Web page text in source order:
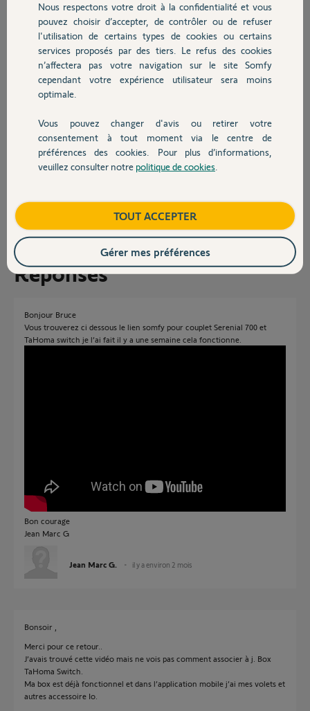
Chauffage
Autres produits
Devis avec un pro
Contact
Merci à vous pour votre aide et support.
Et autre question , pensez vous que je peux fixer une boîtier ouverture
fermeture comme j’ai pour mes volants roulant .
Cest le modèle avec My..
En modèle Io. Qui permet de monter et ou descendre les volets .
Merci à vous .
Cordialement
Merci,
Participer au fil de discussion
Réponses
Bonjour Bruce
Vous trouverez ci dessous le lien somfy pour couplet Serenial 700 et
TaHoma switch je l’ai fait il y a une semaine cela fonctionne.
Bon courage
Jean Marc G
Jean Marc G. il y a environ 2 mois
Bonsoir ,
Merci pour ce retour..
J’avais trouvé cette vidéo mais ne vois pas comment associer à j. Box
TaHoma Switch.
Ma box est déjà fonctionnel et dans l’application mobile j’ai mes volets et
autres accessoire Io.
Nous respectons votre droit à la confidentialité et vous
pouvez choisir d’accepter, de contrôler ou de refuser
l'utilisation de certains types de cookies ou certains
services proposés par des tiers. Le refus des cookies
n’affectera pas votre navigation sur le site Somfy
cependant votre expérience utilisateur sera moins
optimale.
Vous pouvez changer d'avis ou retirer votre
consentement à tout moment via le centre de
préférences des cookies. Pour plus d’informations,
veuillez consulter notre politique de cookies
TOUT ACCEPTER
Gérer mes préférences